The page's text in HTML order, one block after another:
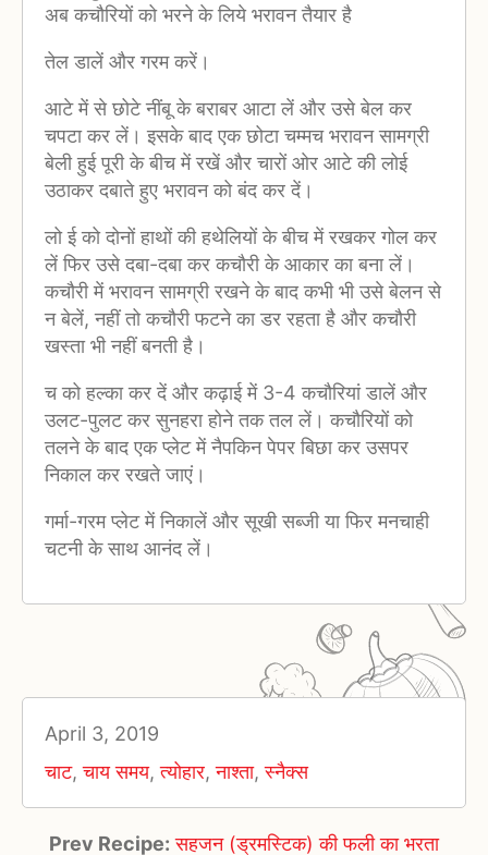
अब कचौरियों को भरने के लिये भरावन तैयार है
तेल डालें और गरम करें।
आटे में से छोटे नींबू के बराबर आटा लें और उसे बेल कर
चपटा कर लें। इसके बाद एक छोटा चम्मच भरावन सामग्री
बेली हुई पूरी के बीच में रखें और चारों ओर आटे की लोई
उठाकर दबाते हुए भरावन को बंद कर दें।
लो ई को दोनों हाथों की हथेलियों के बीच में रखकर गोल कर
लें फिर उसे दबा-दबा कर कचौरी के आकार का बना लें।
कचौरी में भरावन सामग्री रखने के बाद कभी भी उसे बेलन से
न बेलें, नहीं तो कचौरी फटने का डर रहता है और कचौरी
खस्ता भी नहीं बनती है।
च को हल्का कर दें और कढ़ाई में 3-4 कचौरियां डालें और
उलट-पुलट कर सुनहरा होने तक तल लें। कचौरियों को
तलने के बाद एक प्लेट में नैपकिन पेपर बिछा कर उसपर
निकाल कर रखते जाएं।
गर्मा-गरम प्लेट में निकालें और सूखी सब्जी या फिर मनचाही
चटनी के साथ आनंद लें।
April 3, 2019
चाट,चाय समय,त्योहार,नाश्ता,स्नैक्स
Prev Recipe: सहजन (ड्रमस्टिक) की फली का भरता